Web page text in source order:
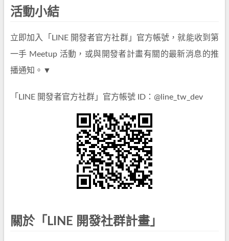
活動小結
立即加入「LINE 開發者官方社群」官方帳號，就能收到第
一手 Meetup 活動，或與開發者計畫有關的最新消息的推
播通知。▼
「LINE 開發者官方社群」官方帳號 ID：@line_tw_dev
關於「LINE 開發社群計畫」